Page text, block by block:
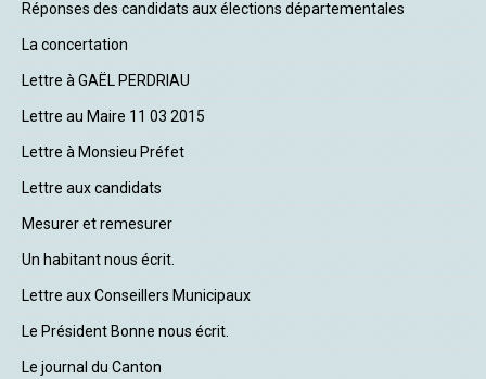
Réponses des candidats aux élections départementales
La concertation
Lettre à GAËL PERDRIAU
Lettre au Maire 11 03 2015
Lettre à Monsieu Préfet
Lettre aux candidats
Mesurer et remesurer
Un habitant nous écrit.
Lettre aux Conseillers Municipaux
Le Président Bonne nous écrit.
Le journal du Canton